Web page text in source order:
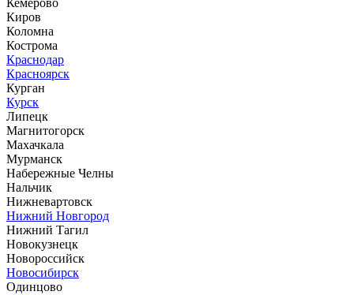
Киров
Коломна
Кострома
Краснодар
Красноярск
Курган
Курск
Липецк
Магнитогорск
Махачкала
Мурманск
Набережные Челны
Нальчик
Нижневартовск
Нижний Новгород
Нижний Тагил
Новокузнецк
Новороссийск
Новосибирск
Одинцово